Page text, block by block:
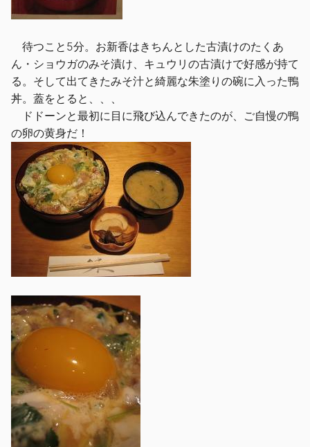
待つこと5分。お新香はきちんとした古漬けのたくあ
ん・ショウガのみそ漬け、キュウリの古漬けで好感が持て
る。そして出てきたみそ汁と綺麗な朱塗りの碗に入った鴨
丼。蓋をとると、、、
ドドーンと最初に目に飛び込んできたのが、ご自慢の鴨
の卵の黄身だ！